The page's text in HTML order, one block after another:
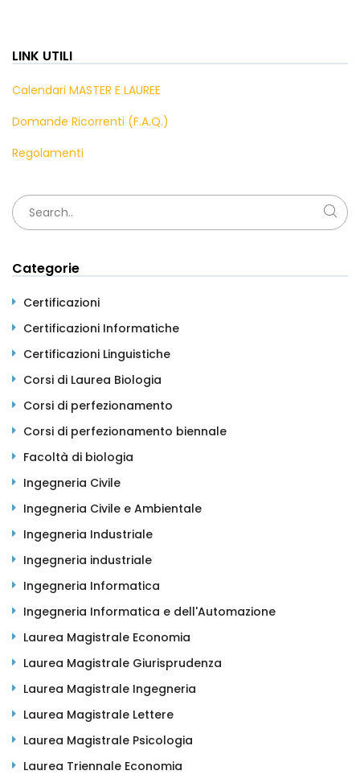
LINK UTILI
Calendari MASTER E LAUREE
Domande Ricorrenti (F.A.Q.)
Regolamenti
Categorie
Certificazioni
Certificazioni Informatiche
Certificazioni Linguistiche
Corsi di Laurea Biologia
Corsi di perfezionamento
Corsi di perfezionamento biennale
Facoltà di biologia
Ingegneria Civile
Ingegneria Civile e Ambientale
Ingegneria Industriale
Ingegneria industriale
Ingegneria Informatica
Ingegneria Informatica e dell'Automazione
Laurea Magistrale Economia
Laurea Magistrale Giurisprudenza
Laurea Magistrale Ingegneria
Laurea Magistrale Lettere
Laurea Magistrale Psicologia
Laurea Triennale Economia